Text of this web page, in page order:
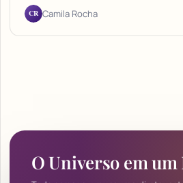
CR Camila Rocha
O Universo em